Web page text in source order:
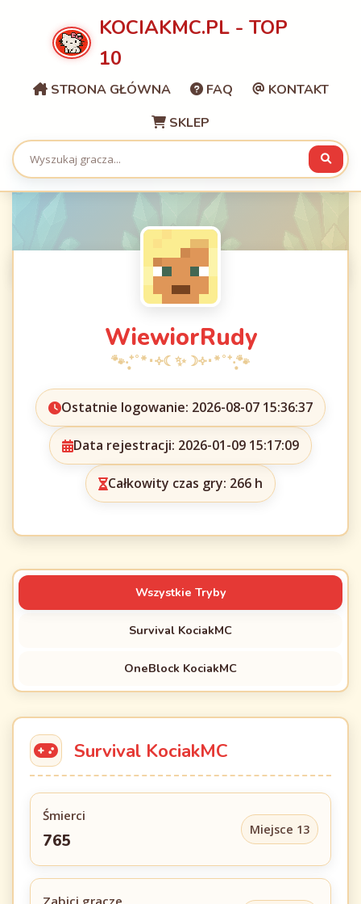
KOCIAKMC.PL - TOP
10
STRONA GŁÓWNA FAQ
KONTAKT
SKLEP
WiewiorRudy
Ostatnie logowanie: 2026-08-07 15:36:37
Data rejestracji: 2026-01-09 15:17:09
Całkowity czas gry: 266 h
Wszystkie Tryby
Survival KociakMC
OneBlock KociakMC
Survival KociakMC
Śmierci
765
Miejsce 13
Zabici gracze